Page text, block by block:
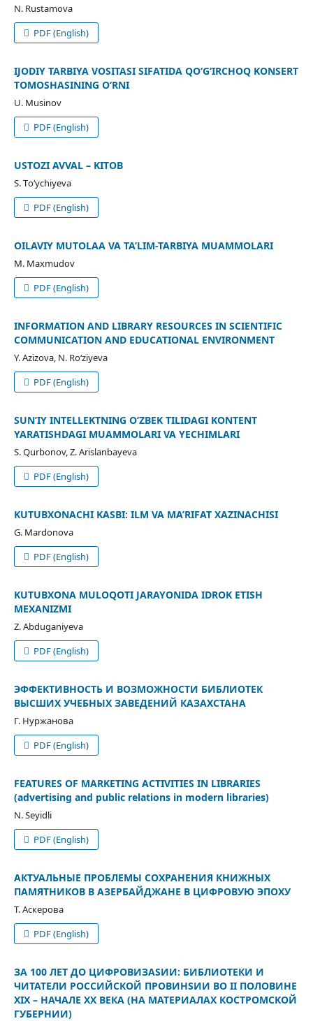
N. Rustamova
PDF (English)
IJODIY TARBIYA VOSITASI SIFATIDA QO‘G‘IRCHOQ KONSERT
TOMOSHASINING O‘RNI
U. Musinov
PDF (English)
USTOZI AVVAL – KITOB
S. Tо‘ychiyeva
PDF (English)
OILAVIY MUTOLAA VA TA’LIM-TARBIYA MUAMMOLARI
M. Maxmudov
PDF (English)
INFORMATION AND LIBRARY RESOURCES IN SCIENTIFIC
COMMUNICATION AND EDUCATIONAL ENVIRONMENT
Y. Azizova, N. Ro‘ziyeva
PDF (English)
SUN’IY INTELLEKTNING О‘ZBEK TILIDAGI KONTENT
YARATISHDAGI MUAMMOLARI VA YECHIMLARI
S. Qurbonov, Z. Arislanbayeva
PDF (English)
KUTUBXONACHI KASBI: ILM VA MA’RIFAT XAZINACHISI
G. Mardonova
PDF (English)
KUTUBXONA MULOQOTI JARAYONIDA IDROK ETISH
MEXANIZMI
Z. Abduganiyeva
PDF (English)
ЭФФЕКТИВНОСТЬ И ВОЗМОЖНОСТИ БИБЛИОТЕК
ВЫСШИХ УЧЕБНЫХ ЗАВЕДЕНИЙ КАЗАХСТАНА
Г. Нуржанова
PDF (English)
FEATURES OF MARKETING ACTIVITIES IN LIBRARIES
(advertising and public relations in modern libraries)
N. Seyidli
PDF (English)
АКТУАЛЬНЫЕ ПРОБЛЕМЫ СОХРАНЕНИЯ КНИЖНЫХ
ПАМЯТНИКОВ В АЗЕРБАЙДЖАНЕ В ЦИФРОВУЮ ЭПОХУ
Т. Аскерова
PDF (English)
ЗА 100 ЛЕТ ДО ЦИФРОВИЗАSИИ: БИБЛИОТЕКИ И
ЧИТАТЕЛИ РОССИЙСКОЙ ПРОВИНSИИ ВО II ПОЛОВИНЕ
ХIХ – НАЧАЛЕ ХХ ВЕКА (НА МАТЕРИАЛАХ КОСТРОМСКОЙ
ГУБЕРНИИ)